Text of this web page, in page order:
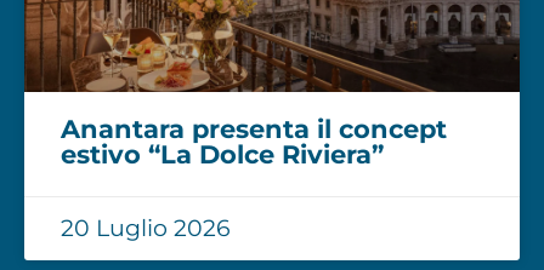
Anantara presenta il concept
estivo “La Dolce Riviera”
20 Luglio 2026